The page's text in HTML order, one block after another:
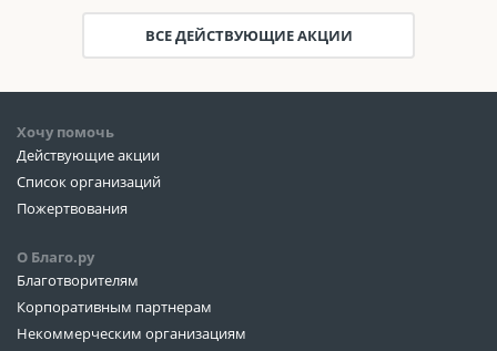
ВСЕ ДЕЙСТВУЮЩИЕ АКЦИИ
Хочу помочь
Действующие акции
Список организаций
Пожертвования
О Благо.ру
Благотворителям
Корпоративным партнерам
Некоммерческим организациям